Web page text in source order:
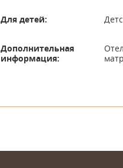
Для детей:
Дополнительная
информация: